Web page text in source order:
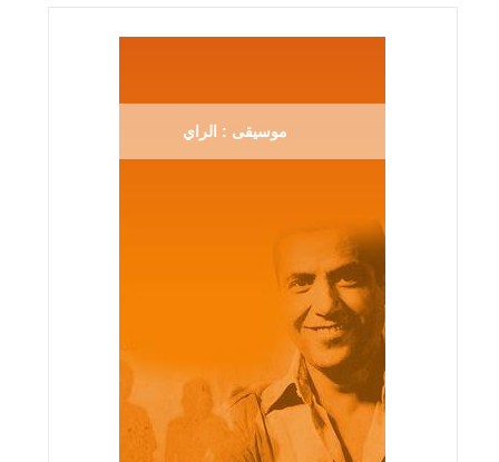
موسيقى : الراي